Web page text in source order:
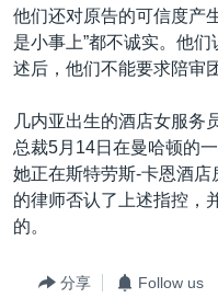
索
非洲
美洲
军事
劳工
国会报道
美中关系
埃博拉疫情
美国之音专访
重要讲话与声明
南中国海争端
VOA今日焦点
中文广播
关注我们
他们还对原告的可信度产
是小事上”都不诚实。他
述后，他们不能要求陪审
几内亚出生的酒店女服务
总裁5月14日在曼哈顿的
她正在斯特劳斯-卡恩酒
的律师否认了上述指控，
的。
分享 Follow us